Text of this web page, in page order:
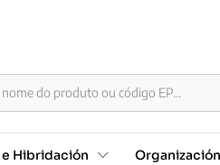
Hibridación